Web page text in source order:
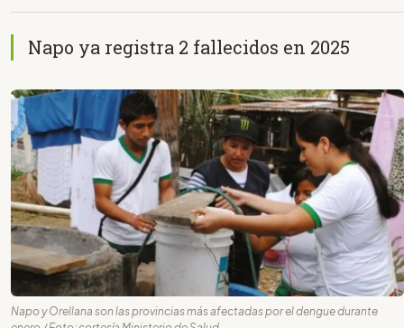
Napo ya registra 2 fallecidos en 2025
Napo y Orellana son las provincias más afectadas por el dengue durante